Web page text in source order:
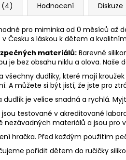
(4) Hodnocení Diskuze
pro miminka od 0 měsíců až
v Česku s láskou k dětem a
materiálů:Barevné
je bez obsahu niklu a olova.
všechny dudlíky, které mají
A můžete si být jistí, že jste pro
dudlík je velice snadná a rychlá.
jsou testované v akreditované
nezávadných materiálů a jsou pro
hračka. Před každým použitím
pořídit dětem do ručičky